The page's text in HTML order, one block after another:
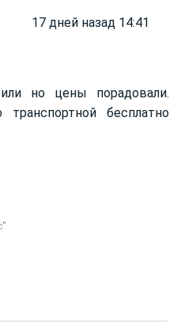
17 дней назад 14:41
но цены порадовали.
бесплатно